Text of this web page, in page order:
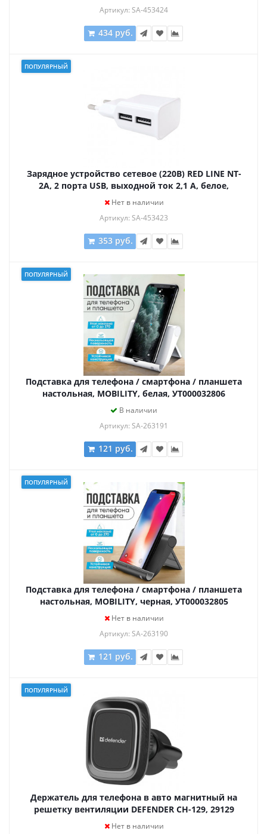
Артикул: SA-453424
434 руб.
ПОПУЛЯРНЫЙ
Зарядное устройство сетевое (220В) RED LINE NT-
2A, 2 порта USB, выходной ток 2,1 А, белое,
УТ000009405
Нет в наличии
Артикул: SA-453423
353 руб.
ПОПУЛЯРНЫЙ
Подставка для телефона / смартфона / планшета
настольная, MOBILITY, белая, УТ000032806
В наличии
Артикул: SA-263191
121 руб.
ПОПУЛЯРНЫЙ
Подставка для телефона / смартфона / планшета
настольная, MOBILITY, черная, УТ000032805
Нет в наличии
Артикул: SA-263190
121 руб.
ПОПУЛЯРНЫЙ
Держатель для телефона в авто магнитный на
решетку вентиляции DEFENDER CH-129, 29129
Нет в наличии